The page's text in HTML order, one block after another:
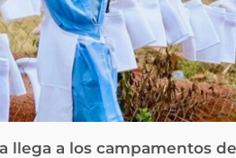
llega a los campamentos de